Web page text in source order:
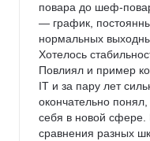
повара до шеф-
— график,
нормальных
Хотелось
Повлиял и пример
IT и за пару лет
окончательно
себя в новой
сравнения разных